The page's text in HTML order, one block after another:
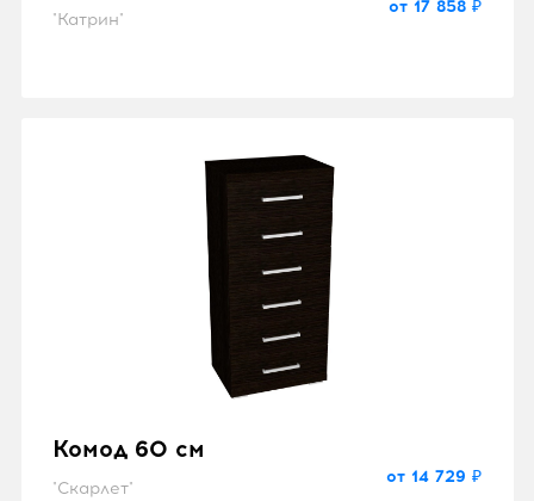
"Катрин"
от 17 858 ₽
Комод 60 см
"Скарлет"
от 14 729 ₽